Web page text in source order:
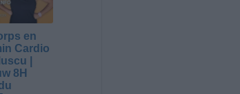
en
Cardio
|
8H